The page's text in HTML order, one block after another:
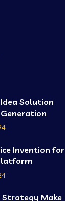
Solution
Invention for
Strategy Make